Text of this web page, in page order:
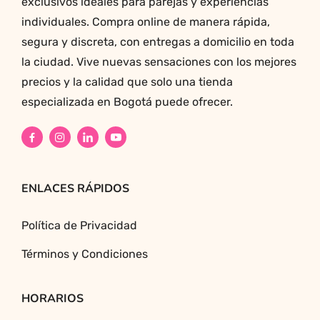
individuales. Compra online de manera rápida,
segura y discreta, con entregas a domicilio en toda
la ciudad. Vive nuevas sensaciones con los mejores
precios y la calidad que solo una tienda
especializada en Bogotá puede ofrecer.
ENLACES RÁPIDOS
Política de Privacidad
Términos y Condiciones
HORARIOS